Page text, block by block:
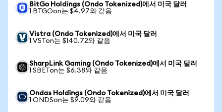
BitGo Holdings (Ondo Tokenized)에서 미국 달러
1 BTGOon는 $4.97와 같음
Vistra (Ondo Tokenized)에서 미국 달러
1 VSTon는 $140.72와 같음
SharpLink Gaming (Ondo Tokenized)에서 미국 달러
1 SBETon는 $6.38와 같음
Ondas Holdings (Ondo Tokenized)에서 미국 달러
1 ONDSon는 $9.09와 같음